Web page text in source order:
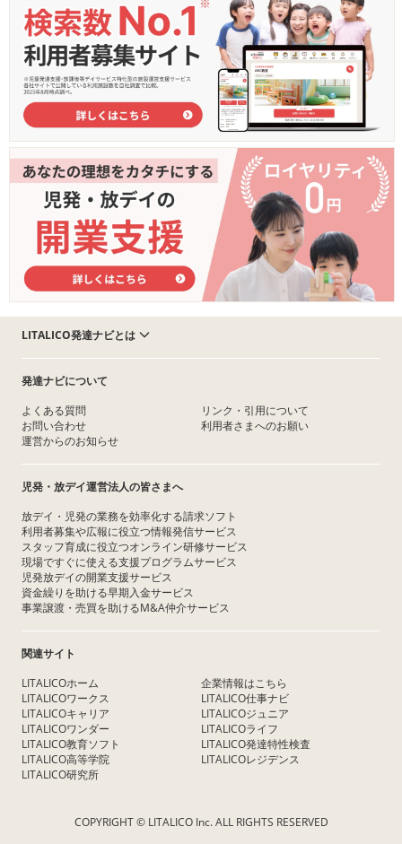
LITALICO発達ナビとは
発達ナビについて
よくある質問
お問い合わせ
運営からのお知らせ
リンク・引用について
利用者さまへのお願い
児発・放デイ運営法人の皆さまへ
放デイ・児発の業務を効率化する請求ソフト
利用者募集や広報に役立つ情報発信サービス
スタッフ育成に役立つオンライン研修サービス
現場ですぐに使える支援プログラムサービス
児発放デイの開業支援サービス
資金繰りを助ける早期入金サービス
事業譲渡・売買を助けるM&A仲介サービス
関連サイト
LITALICOホーム
LITALICOワークス
LITALICOキャリア
LITALICOワンダー
LITALICO教育ソフト
LITALICO高等学院
LITALICO研究所
企業情報はこちら
LITALICO仕事ナビ
LITALICOジュニア
LITALICOライフ
LITALICO発達特性検査
LITALICOレジデンス
COPYRIGHT © LITALICO Inc. ALL RIGHTS RESERVED